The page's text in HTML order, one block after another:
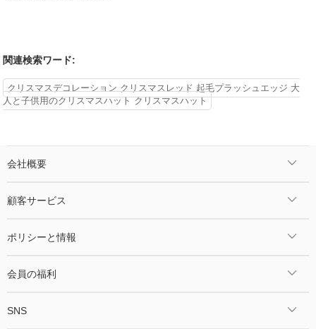
関連検索ワード:
クリスマスデコレーション クリスマスレッド 起毛プラッシュエッジ 大
人と子供用のクリスマスハット クリスマスハット
会社概要
顧客サービス
ポリシーと情報
会員の福利
SNS